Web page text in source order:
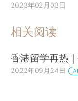
2023年02月03日
相关阅读
香港留学再热
2022年09月24日